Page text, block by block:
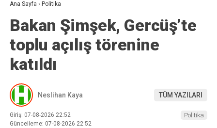
Ana Sayfa › Politika
Bakan Şimşek, Gercüş’te
toplu açılış törenine
katıldı
Neslihan Kaya TÜM YAZILARI
Giriş: 07-08-2026 22:52
Güncelleme: 07-08-2026 22:52
Politika